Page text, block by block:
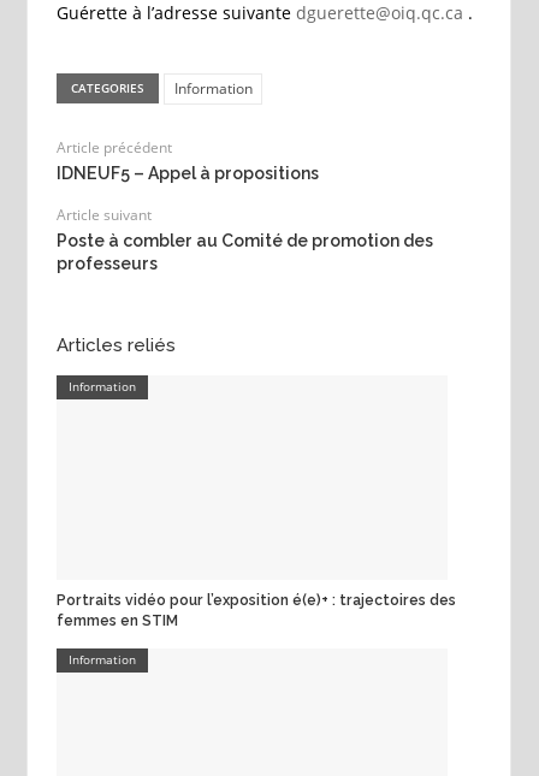
Guérette à l’adresse suivante dguerette@oiq.qc.ca .
CATEGORIES Information
Article précédent
IDNEUF5 – Appel à propositions
Article suivant
Poste à combler au Comité de promotion des
professeurs
Articles reliés
Information
Portraits vidéo pour l’exposition é(e)+ : trajectoires des
femmes en STIM
Information